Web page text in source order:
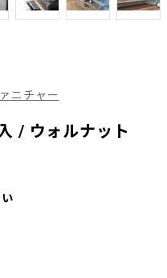
ニチャー
/ ウォルナット